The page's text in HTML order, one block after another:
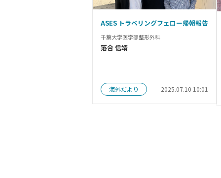
ASES トラベリングフェロー帰朝報告
千葉大学医学部整形外科
落合 信靖
海外だより 2025.07.10 10:01